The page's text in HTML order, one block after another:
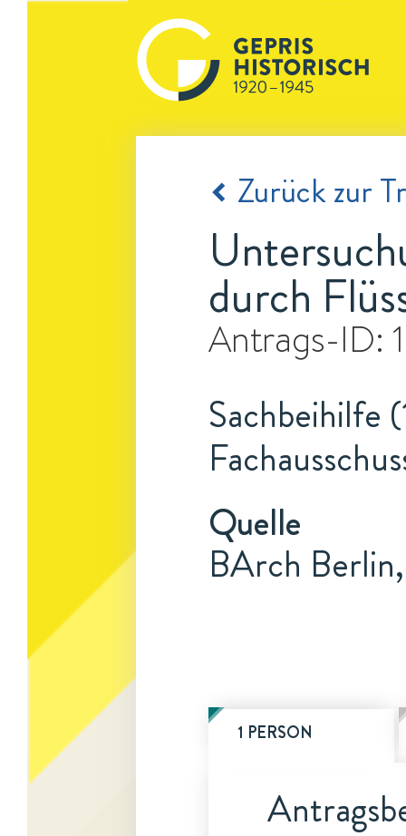
Zurück zur
durch
Antrags-ID:
Sachbeihilfe
Quelle
BArch
1 PERSON